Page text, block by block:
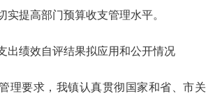
实提高部门预算收支管理水平。
出绩效自评结果拟应用和公开情况
理要求，我镇认真贯彻国家和省、市关